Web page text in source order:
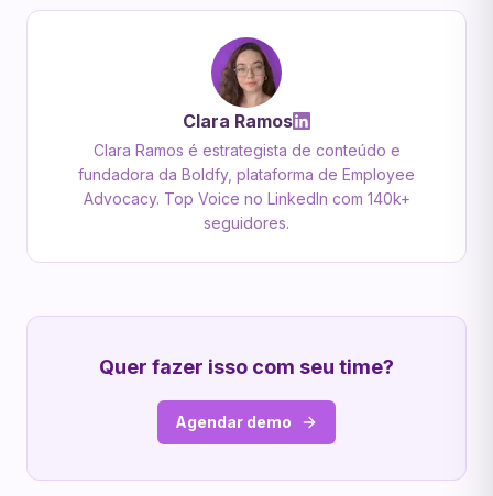
Clara Ramos
Clara Ramos é estrategista de conteúdo e
fundadora da Boldfy, plataforma de Employee
Advocacy. Top Voice no LinkedIn com 140k+
seguidores.
Quer fazer isso com seu time?
Agendar demo